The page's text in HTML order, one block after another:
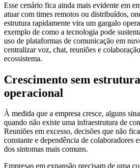
Esse cenário fica ainda mais evidente em
atuar com times remotos ou distribuídos,
estrutura rapidamente vira um gargalo
exemplo de como a tecnologia pode
uso de plataformas de comunicação em
centralizar voz, chat, reuniões e
ecossistema.
Crescimento sem
operacional
À medida que a empresa cresce, alguns
quando não existe uma infraestrutura de
Reuniões em excesso, decisões que não
constante e dependência de colaboradores
dos sintomas mais comuns.
Empresas em expansão precisam de uma